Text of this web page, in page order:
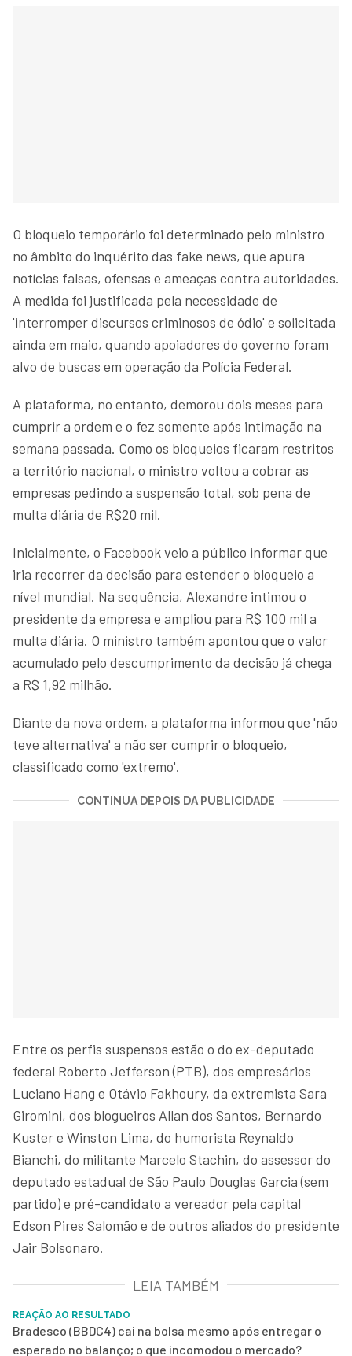
O bloqueio temporário foi determinado pelo ministro
no âmbito do inquérito das fake news, que apura
notícias falsas, ofensas e ameaças contra autoridades.
A medida foi justificada pela necessidade de
'interromper discursos criminosos de ódio' e solicitada
ainda em maio, quando apoiadores do governo foram
alvo de buscas em operação da Polícia Federal.
A plataforma, no entanto, demorou dois meses para
cumprir a ordem e o fez somente após intimação na
semana passada. Como os bloqueios ficaram restritos
a território nacional, o ministro voltou a cobrar as
empresas pedindo a suspensão total, sob pena de
multa diária de R$20 mil.
Inicialmente, o Facebook veio a público informar que
iria recorrer da decisão para estender o bloqueio a
nível mundial. Na sequência, Alexandre intimou o
presidente da empresa e ampliou para R$ 100 mil a
multa diária. O ministro também apontou que o valor
acumulado pelo descumprimento da decisão já chega
a R$ 1,92 milhão.
Diante da nova ordem, a plataforma informou que 'não
teve alternativa' a não ser cumprir o bloqueio,
classificado como 'extremo'.
CONTINUA DEPOIS DA PUBLICIDADE
Entre os perfis suspensos estão o do ex-deputado
federal Roberto Jefferson (PTB), dos empresários
Luciano Hang e Otávio Fakhoury, da extremista Sara
Giromini, dos blogueiros Allan dos Santos, Bernardo
Kuster e Winston Lima, do humorista Reynaldo
Bianchi, do militante Marcelo Stachin, do assessor do
deputado estadual de São Paulo Douglas Garcia (sem
partido) e pré-candidato a vereador pela capital
Edson Pires Salomão e de outros aliados do presidente
Jair Bolsonaro.
LEIA TAMBÉM
REAÇÃO AO RESULTADO
Bradesco (BBDC4) cai na bolsa mesmo após entregar o
esperado no balanço; o que incomodou o mercado?